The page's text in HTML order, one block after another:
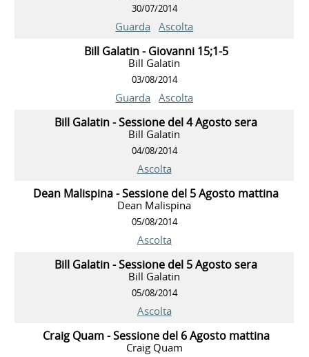
30/07/2014
Guarda Ascolta
Bill Galatin - Giovanni 15;1-5
Bill Galatin
03/08/2014
Guarda Ascolta
Bill Galatin - Sessione del 4 Agosto sera
Bill Galatin
04/08/2014
Ascolta
Dean Malispina - Sessione del 5 Agosto mattina
Dean Malispina
05/08/2014
Ascolta
Bill Galatin - Sessione del 5 Agosto sera
Bill Galatin
05/08/2014
Ascolta
Craig Quam - Sessione del 6 Agosto mattina
Craig Quam